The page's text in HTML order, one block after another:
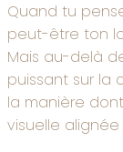
Quand tu
peut-être ton
Mais au-delà
puissant sur la
la manière
visuelle alignée